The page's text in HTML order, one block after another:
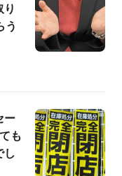
う
ー
も
し